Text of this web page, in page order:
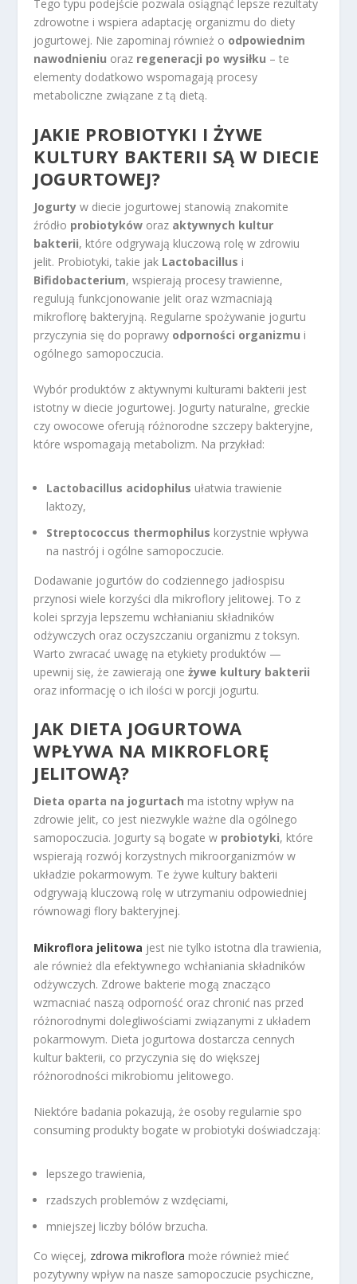
Tego typu podejście pozwala osiągnąć lepsze rezultaty
zdrowotne i wspiera adaptację organizmu do diety
jogurtowej. Nie zapominaj również o odpowiednim
nawodnieniu oraz regeneracji po wysiłku – te
elementy dodatkowo wspomagają procesy
metaboliczne związane z tą dietą.
JAKIE PROBIOTYKI I ŻYWE
KULTURY BAKTERII SĄ W DIECIE
JOGURTOWEJ?
Jogurty w diecie jogurtowej stanowią znakomite
źródło probiotyków oraz aktywnych kultur
bakterii, które odgrywają kluczową rolę w zdrowiu
jelit. Probiotyki, takie jak Lactobacillus i
Bifidobacterium, wspierają procesy trawienne,
regulują funkcjonowanie jelit oraz wzmacniają
mikroflorę bakteryjną. Regularne spożywanie jogurtu
przyczynia się do poprawy odporności organizmu i
ogólnego samopoczucia.
Wybór produktów z aktywnymi kulturami bakterii jest
istotny w diecie jogurtowej. Jogurty naturalne, greckie
czy owocowe oferują różnorodne szczepy bakteryjne,
które wspomagają metabolizm. Na przykład:
Lactobacillus acidophilus ułatwia trawienie
laktozy,
Streptococcus thermophilus korzystnie wpływa
na nastrój i ogólne samopoczucie.
Dodawanie jogurtów do codziennego jadłospisu
przynosi wiele korzyści dla mikroflory jelitowej. To z
kolei sprzyja lepszemu wchłanianiu składników
odżywczych oraz oczyszczaniu organizmu z toksyn.
Warto zwracać uwagę na etykiety produktów —
upewnij się, że zawierają oneżywe kultury bakterii
oraz informację o ich ilości w porcji jogurtu.
JAK DIETA JOGURTOWA
WPŁYWA NA MIKROFLORĘ
JELITOWĄ?
Dieta oparta na jogurtach ma istotny wpływ na
zdrowie jelit, co jest niezwykle ważne dla ogólnego
samopoczucia. Jogurty są bogate w probiotyki, które
wspierają rozwój korzystnych mikroorganizmów w
układzie pokarmowym. Te żywe kultury bakterii
odgrywają kluczową rolę w utrzymaniu odpowiedniej
równowagi flory bakteryjnej.
Mikroflora jelitowa jest nie tylko istotna dla trawienia,
ale również dla efektywnego wchłaniania składników
odżywczych. Zdrowe bakterie mogą znacząco
wzmacniać naszą odporność oraz chronić nas przed
różnorodnymi dolegliwościami związanymi z układem
pokarmowym. Dieta jogurtowa dostarcza cennych
kultur bakterii, co przyczynia się do większej
różnorodności mikrobiomu jelitowego.
Niektóre badania pokazują, że osoby regularnie spo
consuming produkty bogate w probiotyki doświadczają:
lepszego trawienia,
rzadszych problemów z wzdęciami,
mniejszej liczby bólów brzucha.
Co więcej, zdrowa mikroflora może również mieć
pozytywny wpływ na nasze samopoczucie psychiczne,